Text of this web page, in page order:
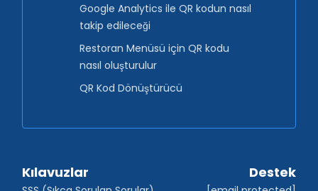
Google Analytics ile QR kodun nasıl
takip edileceği
Restoran Menüsü için QR kodu
nasıl oluşturulur
QR Kod Dönüştürücü
Kılavuzlar Destek